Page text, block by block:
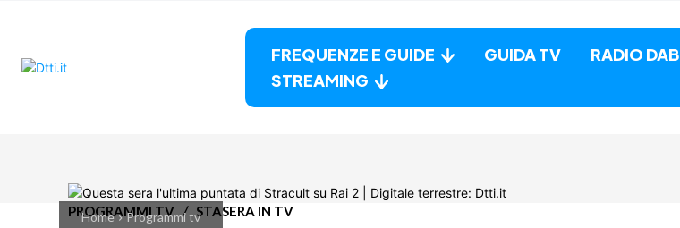
FREQUENZE E GUIDE GUIDA TV RADIO DAB
STREAMING
Home Programmi tv
PROGRAMMI TV STASERA IN TV